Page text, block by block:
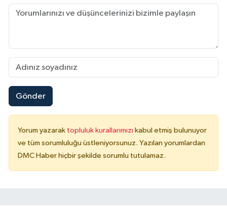
Gönder
Yorum yazarak topluluk kurallarımızı kabul etmiş bulunuyor
ve tüm sorumluluğu üstleniyorsunuz. Yazılan yorumlardan
DMC Haber hiçbir şekilde sorumlu tutulamaz.